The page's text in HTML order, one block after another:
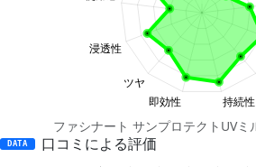
ファシナート サンプロテクトUVミ
DATA 口コミによる評価